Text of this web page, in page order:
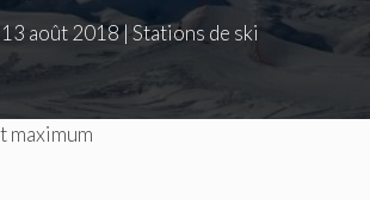
13 août 2018|Stations de ski
maximum